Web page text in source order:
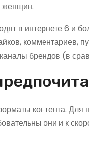
женщин.
в интернете 6 и
комментариев,
брендов (в
контента. Для
они и к